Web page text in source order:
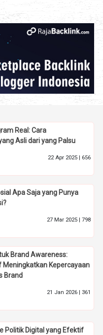
Real: Cara
Asli dari yang Palsu
22 Apr 2025 | 656
Apa Saja yang Punya
27 Mar 2025 | 798
Brand Awareness:
Kepercayaan
Brand
21 Jan 2026 | 361
Politik Digital yang Efektif